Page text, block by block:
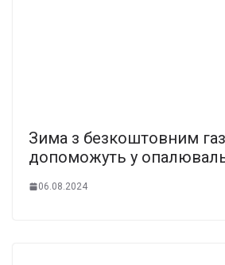
Зима з безкоштовним
допоможуть у
06.08.2024